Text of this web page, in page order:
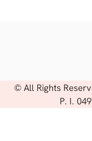
© All Rights
P. I.